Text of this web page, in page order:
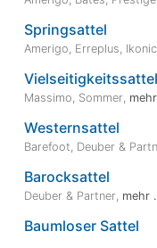
Springsattel
Amerigo, Erreplus, Ikonic
Massimo, Sommer,
Westernsattel
Barefoot, Deuber &
Barocksattel
Deuber & Partner, mehr
Baumloser Sattel